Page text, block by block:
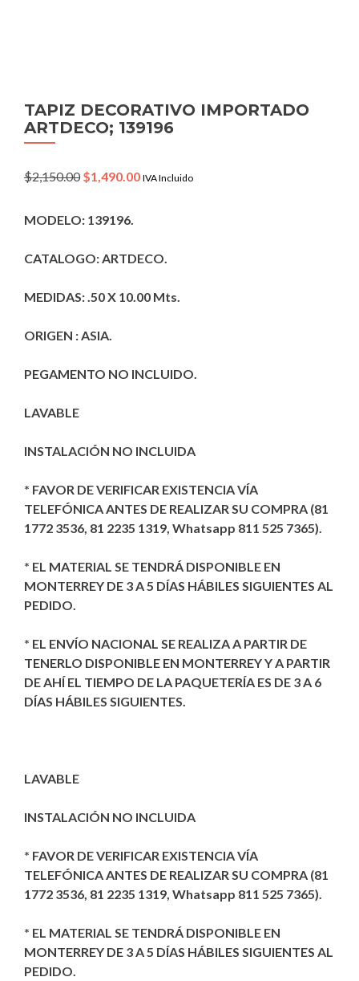
TAPIZ DECORATIVO IMPORTADO
ARTDECO; 139196
$2,150.00 Original
$2,150.00.
$1,490.00Current
IVA Incluido
MODELO: 139196.
CATALOGO: ARTDECO.
MEDIDAS: .50 X 10.00 Mts.
ORIGEN : ASIA.
PEGAMENTO NO INCLUIDO.
LAVABLE
INSTALACIÓN NO INCLUIDA
* FAVOR DE VERIFICAR EXISTENCIA VÍA
TELEFÓNICA ANTES DE REALIZAR SU COMPRA (81
1772 3536, 81 2235 1319, Whatsapp 811 525 7365).
* EL MATERIAL SE TENDRÁ DISPONIBLE EN
MONTERREY DE 3 A 5 DÍAS HÁBILES SIGUIENTES AL
PEDIDO.
* EL ENVÍO NACIONAL SE REALIZA A PARTIR DE
TENERLO DISPONIBLE EN MONTERREY Y A PARTIR
DE AHÍ EL TIEMPO DE LA PAQUETERÍA ES DE 3 A 6
DÍAS HÁBILES SIGUIENTES.
LAVABLE
INSTALACIÓN NO INCLUIDA
* FAVOR DE VERIFICAR EXISTENCIA VÍA
TELEFÓNICA ANTES DE REALIZAR SU COMPRA (81
1772 3536, 81 2235 1319, Whatsapp 811 525 7365).
* EL MATERIAL SE TENDRÁ DISPONIBLE EN
MONTERREY DE 3 A 5 DÍAS HÁBILES SIGUIENTES AL
PEDIDO.